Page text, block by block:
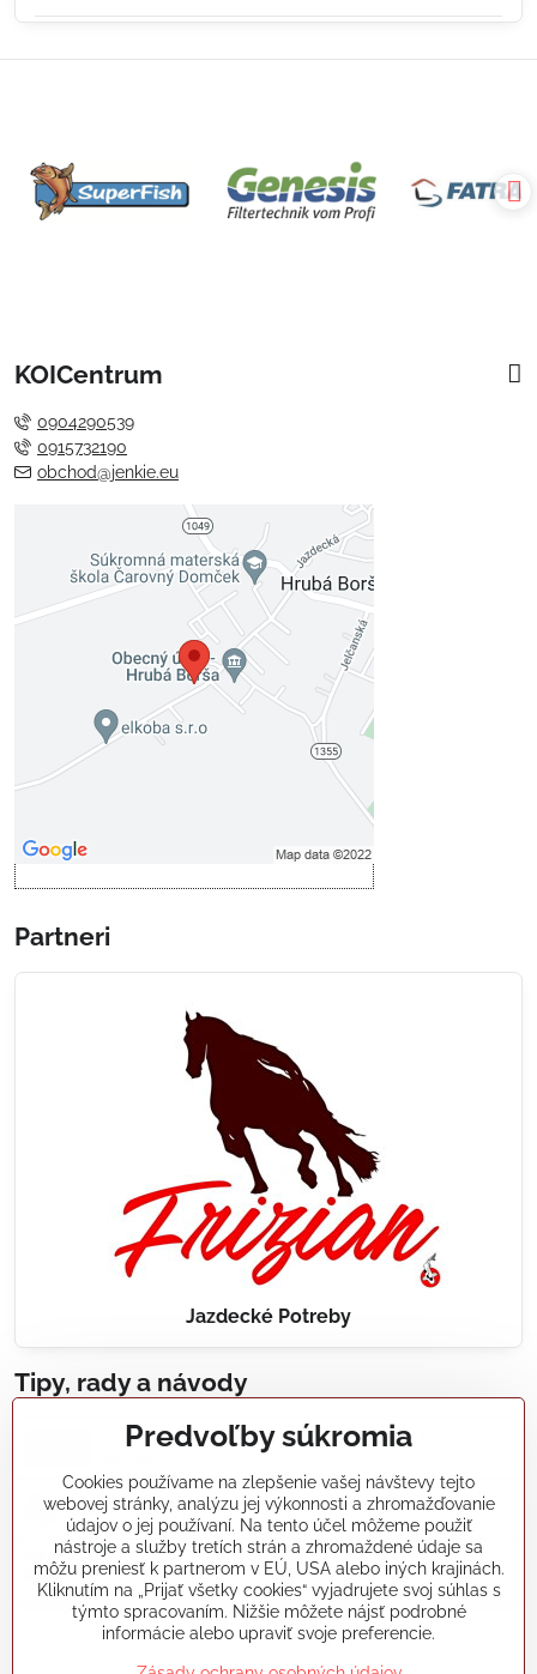
KOICentrum
0904290539
0915732190
obchod@jenkie.eu
Externý obsah je blokovaný
Voľbami súkromia
Prajete si načítať externý obsah?
Povoliť tentokrát
Povoliť a zapamätať - súhlas s
Partneri
Jazdecké Potreby
Tipy, rady a návody
Realizácie záhradných jazierok, bazénov, fontán,
Články a blogy
Rady a návody
koikapre/?ref=hl
Predvoľby súkromia
Cookies používame na zlepšenie vašej návštevy tejto
webovej stránky, analýzu jej výkonnosti a zhromažďovanie
údajov o jej používaní. Na tento účel môžeme použiť
nástroje a služby tretích strán a zhromaždené údaje sa
môžu preniesť k partnerom v EÚ, USA alebo iných krajinách.
Kliknutím na „Prijať všetky cookies“ vyjadrujete svoj súhlas s
týmto spracovaním. Nižšie môžete nájsť podrobné
informácie alebo upraviť svoje preferencie.